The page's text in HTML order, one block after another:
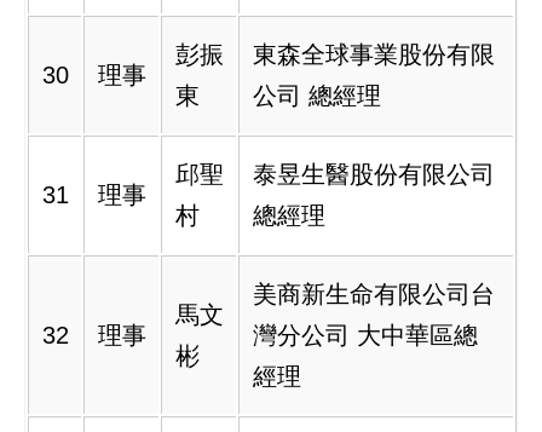
30 理事
彭振
東
東森全球事業股份有限
公司 總經理
31 理事
邱聖
村
泰昱生醫股份有限公司
總經理
32 理事
馬文
彬
美商新生命有限公司台
灣分公司 大中華區總
經理